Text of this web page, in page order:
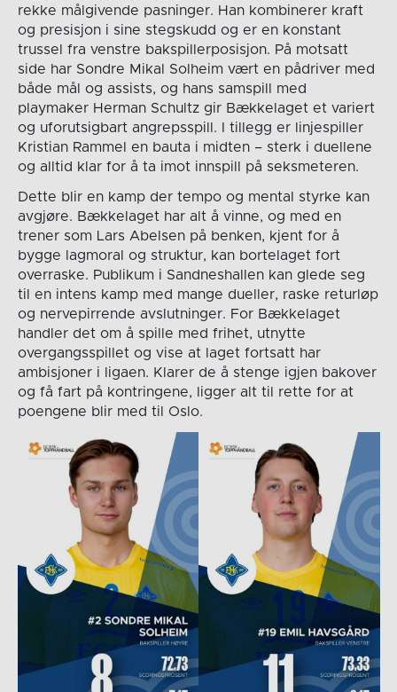
rekke målgivende pasninger. Han kombinerer kraft
og presisjon i sine stegskudd og er en konstant
trussel fra venstre bakspillerposisjon. På motsatt
side har Sondre Mikal Solheim vært en pådriver med
både mål og assists, og hans samspill med
playmaker Herman Schultz gir Bækkelaget et variert
og uforutsigbart angrepsspill. I tillegg er linjespiller
Kristian Rammel en bauta i midten – sterk i duellene
og alltid klar for å ta imot innspill på seksmeteren.
Dette blir en kamp der tempo og mental styrke kan
avgjøre. Bækkelaget har alt å vinne, og med en
trener som Lars Abelsen på benken, kjent for å
bygge lagmoral og struktur, kan bortelaget fort
overraske. Publikum i Sandneshallen kan glede seg
til en intens kamp med mange dueller, raske returløp
og nervepirrende avslutninger. For Bækkelaget
handler det om å spille med frihet, utnytte
overgangsspillet og vise at laget fortsatt har
ambisjoner i ligaen. Klarer de å stenge igjen bakover
og få fart på kontringene, ligger alt til rette for at
poengene blir med til Oslo.